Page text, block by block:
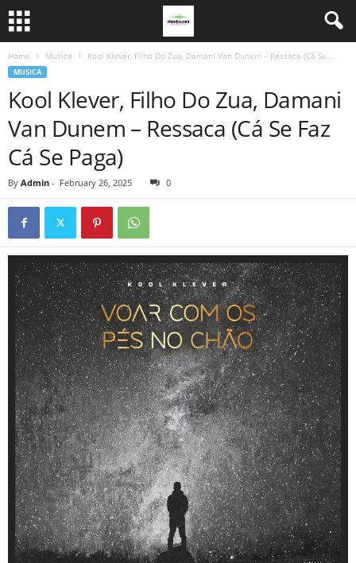
Home Musica Kool Klever, Filho Do Zua, Damani Van Dunem – Ressaca (Cá Se...
MUSICA
Kool Klever, Filho Do Zua, Damani
Van Dunem – Ressaca (Cá Se Faz
Cá Se Paga)
By Admin - February 26, 2025 0